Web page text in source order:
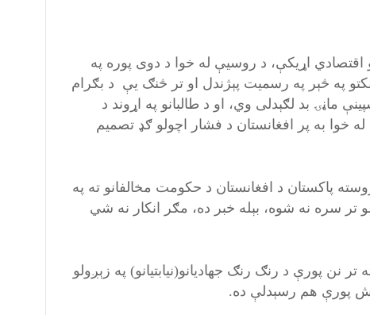
اړيکې، د روسيې له خوا د دوی پوره په
په څېر په رسميت پېژندل او تر څنګ يې د بګرام
ماڼۍ بد لګېدلی وي، او د طالبانو په اړوند د
خوا به پر افغانستان د فشار اچولو ګډ تصميم
پاکستان د افغانستان د حکومت مخالفانو ته په
تر سره نه شوه، بېله خبر ده، مګر انکار نه شي
نن پورې د رنګ رنګ جهاديانو(نيابتيانو) په زېږولو
پورې هم رسېدلې ده.